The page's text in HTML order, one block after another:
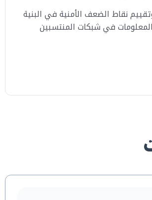
نقاط الضعف الأمنية في البنية
المعلومات في شبكات المنتسبين